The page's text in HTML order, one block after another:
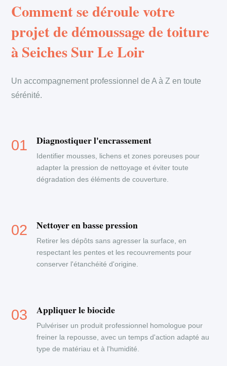
Comment se déroule votre
projet de démoussage de toiture
à Seiches Sur Le Loir
Un accompagnement professionnel de A à Z en toute
sérénité.
Diagnostiquer l'encrassement
Identifier mousses, lichens et zones poreuses pour
adapter la pression de nettoyage et éviter toute
dégradation des éléments de couverture.
Nettoyer en basse pression
Retirer les dépôts sans agresser la surface, en
respectant les pentes et les recouvrements pour
conserver l'étanchéité d'origine.
Appliquer le biocide
Pulvériser un produit professionnel homologue pour
freiner la repousse, avec un temps d'action adapté au
type de matériau et à l'humidité.